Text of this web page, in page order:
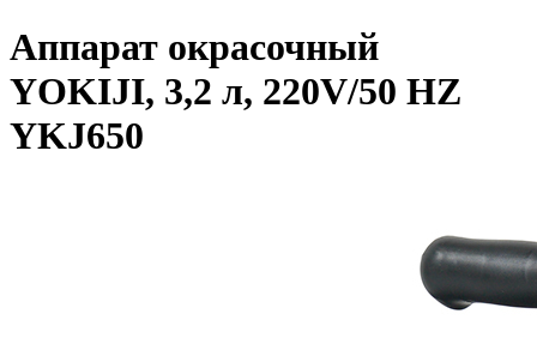
Аппарат окрасочный
YOKIJI, 3,2 л, 220V/50 HZ
YKJ650